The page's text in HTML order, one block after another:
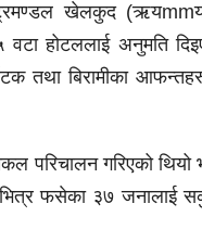
खेलकुद
होटललाई अनुमति
तथा बिरामीका
परिचालन गरिएको
भित्र फसेका ३७ जनालाई